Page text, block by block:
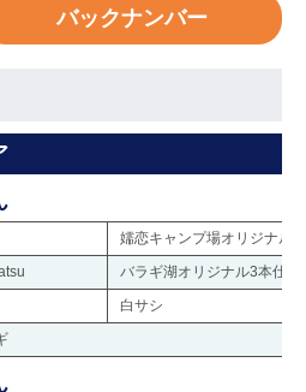
バックナンバー
嬬恋キャンプ場オリジナル
バラギ湖オリジナル3本仕掛
白サシ